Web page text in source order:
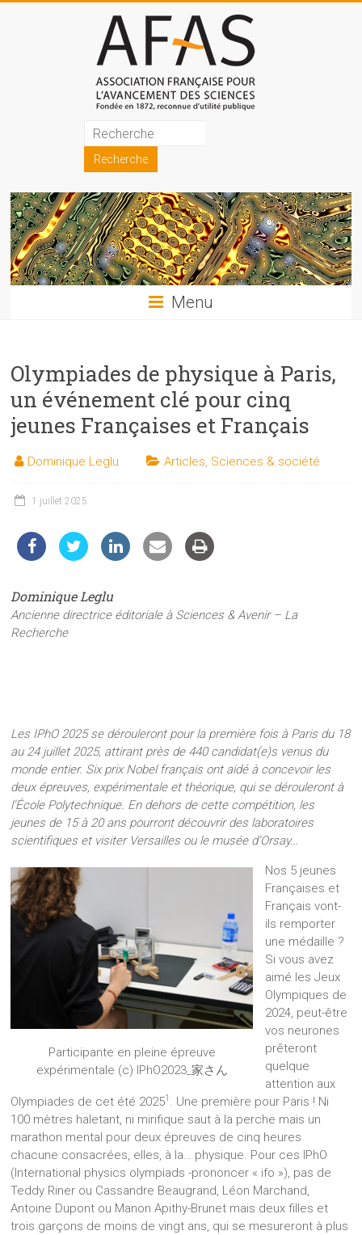
Association
française
pour
l'avancement
des
sciences
les
sciences
et
les
auprès
public
Menu
Olympiades de physique à Paris,
un événement clé pour cinq
jeunes Françaises et Français
Dominique Leglu Articles Sciences & société
1 juillet 2025
Dominique Leglu
Ancienne directrice éditoriale à Sciences & Avenir – La
Recherche
Les IPhO 2025 se dérouleront pour la première fois à Paris du 18
au 24 juillet 2025, attirant près de 440 candidat(e)s venus du
monde entier. Six prix Nobel français ont aidé à concevoir les
deux épreuves, expérimentale et théorique, qui se dérouleront à
l’École Polytechnique. En dehors de cette compétition, les
jeunes de 15 à 20 ans pourront découvrir des laboratoires
scientifiques et visiter Versailles ou le musée d’Orsay…
Participante en pleine épreuve
expérimentale (c) IPhO2023_家さん
Nos 5 jeunes
Françaises et
Français vont-
ils remporter
une médaille ?
Si vous avez
aimé les Jeux
Olympiques de
2024, peut-être
vos neurones
prêteront
quelque
attention aux
Olympiades de cet été 20251
. Une première pour Paris ! Ni
100 mètres haletant, ni mirifique saut à la perche mais un
marathon mental pour deux épreuves de cinq heures
chacune consacrées, elles, à la… physique. Pour ces IPhO
(International physics olympiads -prononcer « ifo »), pas de
Teddy Riner ou Cassandre Beaugrand, Léon Marchand,
Antoine Dupont ou Manon Apithy-Brunet mais deux filles et
trois garçons de moins de vingt ans, qui se mesureront à plus